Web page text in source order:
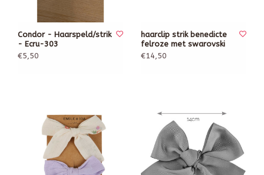
Condor - Haarspeld/strik
- Ecru-303
€5,50
haarclip strik benedicte
felroze met swarovski
€14,50